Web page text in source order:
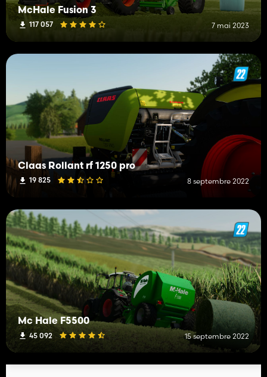
McHale Fusion 3
117 057 7 mai 2023
Claas Rollant rf 1250 pro
19 825 8 septembre 2022
Mc Hale F5500
45 092 15 septembre 2022